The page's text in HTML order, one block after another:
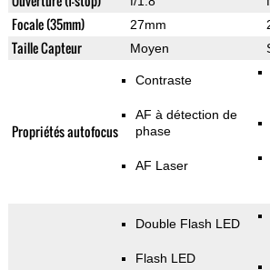
Focale (35mm) 27mm
Taille Capteur Moyen
Propriétés autofocus
Contraste
AF à détection de
phase
AF Laser
Double Flash LED
Flash LED